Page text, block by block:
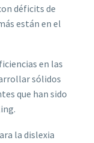
déficits de
están en el
en las
sólidos
que han sido
la dislexia